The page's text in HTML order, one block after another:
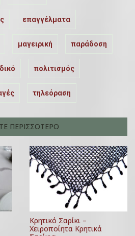
επαγγέλματα
μαγειρική παράδοση
πολιτισμός
τηλεόραση
ΠΕΡΙΣΣΟΤΕΡΟ
Κρητικό Σαρίκι –
Χειροποίητα Κρητικά